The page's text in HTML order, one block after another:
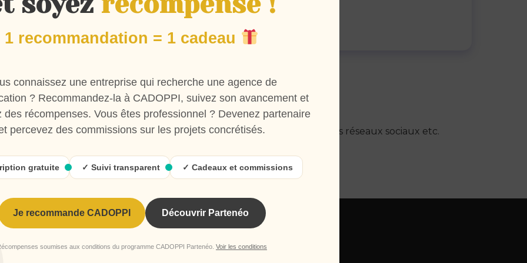
Tél :02 55 03 02 30
toutes vos création graphique : logos, flyers, newsletter, visuels réseaux sociaux etc.
1 recommandation = 1 cadeau
connaissez une entreprise qui recherche une agence de
? Recommandez-la à CADOPPI, suivez son avancement et
des récompenses. Vous êtes professionnel ? Devenez partenaire
percevez des commissions sur les projets concrétisés.
gratuite ✓ Suivi transparent ✓ Cadeaux et commissions
Je recommande CADOPPI Découvrir Partenéo
soumises aux conditions du programme CADOPPI Partenéo. Voir les conditions